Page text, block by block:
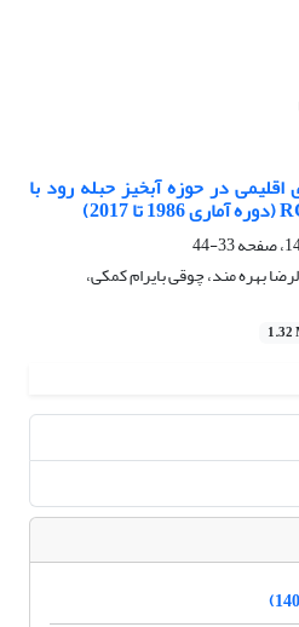
در حوزه آبخیز حبله رود با
33-44
بهره مند، چوقی بایرام کمکی،
1.32